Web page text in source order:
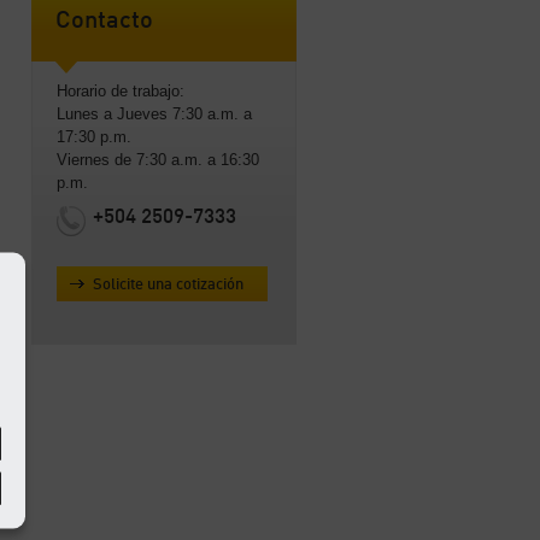
Contacto
Horario de trabajo:
Lunes a Jueves 7:30 a.m. a
17:30 p.m.
Viernes de 7:30 a.m. a 16:30
p.m.
+504 2509-7333
Solicite una cotización